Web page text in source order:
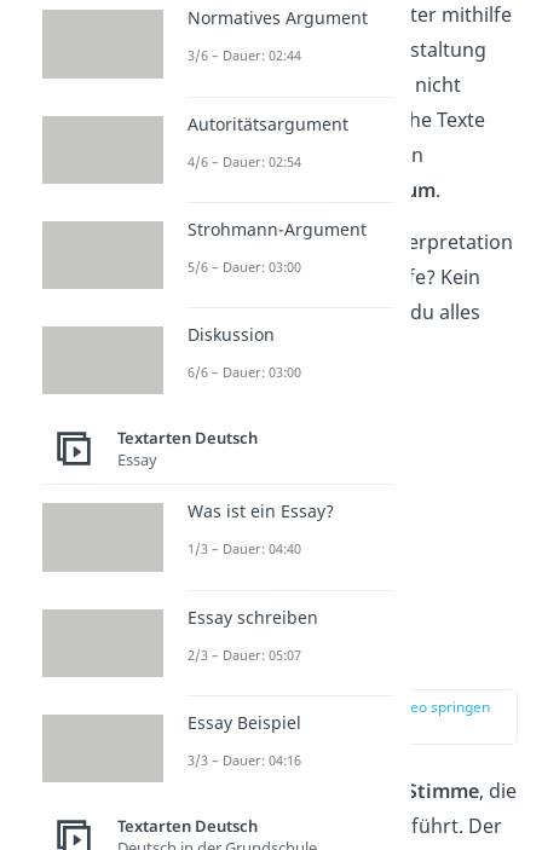
Welchen Inhalt ein Dichter mithilfe
der sprachlichen Ausgestaltung
ausdrücken möchte, ist nicht
immer eindeutig. Lyrische Texte
haben also einen großen
Interpretationsspielraum.
Du brauchst bei der Interpretation
von Gedichten noch Hilfe? Kein
erfährst du alles
rund um die
Gedichtinterpretation!
Lyrisches Ich
zur Stelle im Video springen
Stimme, die
dich durch das Gedicht führt. Der
Normatives Argument
3/6 – Dauer: 02:44
Autoritätsargument
4/6 – Dauer: 02:54
Strohmann-Argument
5/6 – Dauer: 03:00
Diskussion
6/6 – Dauer: 03:00
Textarten Deutsch
Essay
Was ist ein Essay?
1/3 – Dauer: 04:40
Essay schreiben
2/3 – Dauer: 05:07
Essay Beispiel
3/3 – Dauer: 04:16
Textarten Deutsch